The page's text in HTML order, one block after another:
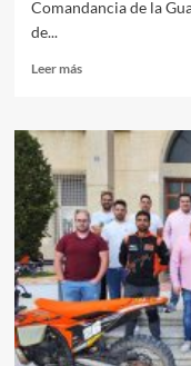
Comandancia de la
de...
Leer másLeer
II
carrera
solidaria
Guardia
Civil
062-
Virgen
del
Pilar